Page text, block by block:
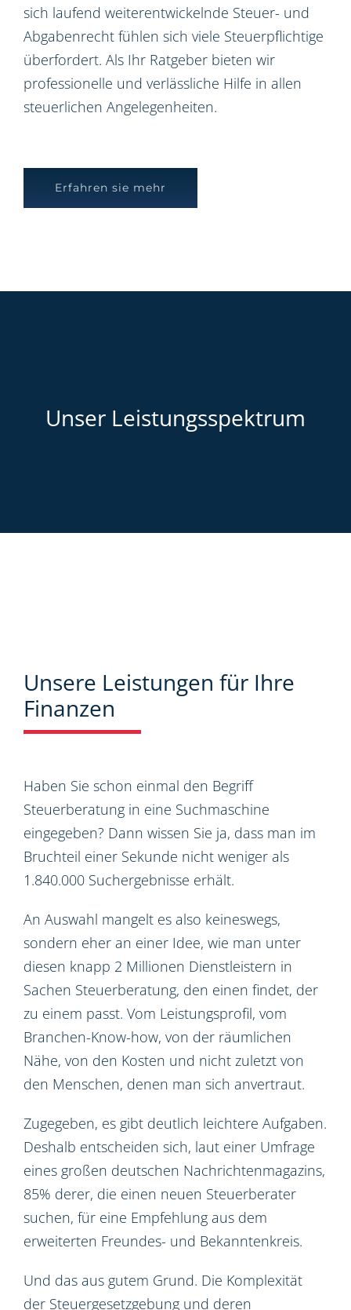
sich laufend weiterentwickelnde Steuer- und
Abgabenrecht fühlen sich viele Steuerpflichtige
überfordert. Als Ihr Ratgeber bieten wir
professionelle und verlässliche Hilfe in allen
steuerlichen Angelegenheiten.
Erfahren sie mehr
Unser Leistungsspektrum
Unsere Leistungen für Ihre
Finanzen
Haben Sie schon einmal den Begriff
Steuerberatung in eine Suchmaschine
eingegeben? Dann wissen Sie ja, dass man im
Bruchteil einer Sekunde nicht weniger als
1.840.000 Suchergebnisse erhält.
An Auswahl mangelt es also keineswegs,
sondern eher an einer Idee, wie man unter
diesen knapp 2 Millionen Dienstleistern in
Sachen Steuerberatung, den einen findet, der
zu einem passt. Vom Leistungsprofil, vom
Branchen-Know-how, von der räumlichen
Nähe, von den Kosten und nicht zuletzt von
den Menschen, denen man sich anvertraut.
Zugegeben, es gibt deutlich leichtere Aufgaben.
Deshalb entscheiden sich, laut einer Umfrage
eines großen deutschen Nachrichtenmagazins,
85% derer, die einen neuen Steuerberater
suchen, für eine Empfehlung aus dem
erweiterten Freundes- und Bekanntenkreis.
Und das aus gutem Grund. Die Komplexität
der Steuergesetzgebung und deren